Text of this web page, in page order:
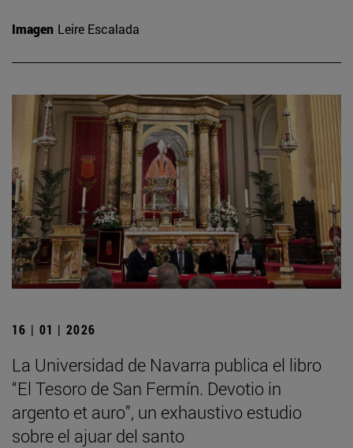
Imagen Leire Escalada
16 | 01 | 2026
La Universidad de Navarra publica el libro
“El Tesoro de San Fermín. Devotio in
argento et auro”, un exhaustivo estudio
sobre el ajuar del santo